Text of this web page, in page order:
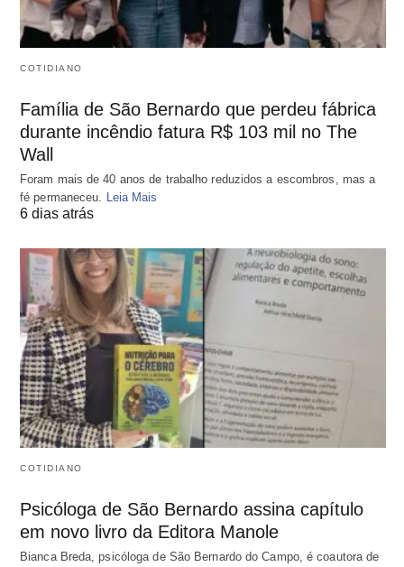
COTIDIANO
Família de São Bernardo que perdeu fábrica
durante incêndio fatura R$ 103 mil no The
Wall
Foram mais de 40 anos de trabalho reduzidos a escombros, mas a
fé permaneceu. Leia Mais
6 dias atrás
COTIDIANO
Psicóloga de São Bernardo assina capítulo
em novo livro da Editora Manole
Bianca Breda, psicóloga de São Bernardo do Campo, é coautora de